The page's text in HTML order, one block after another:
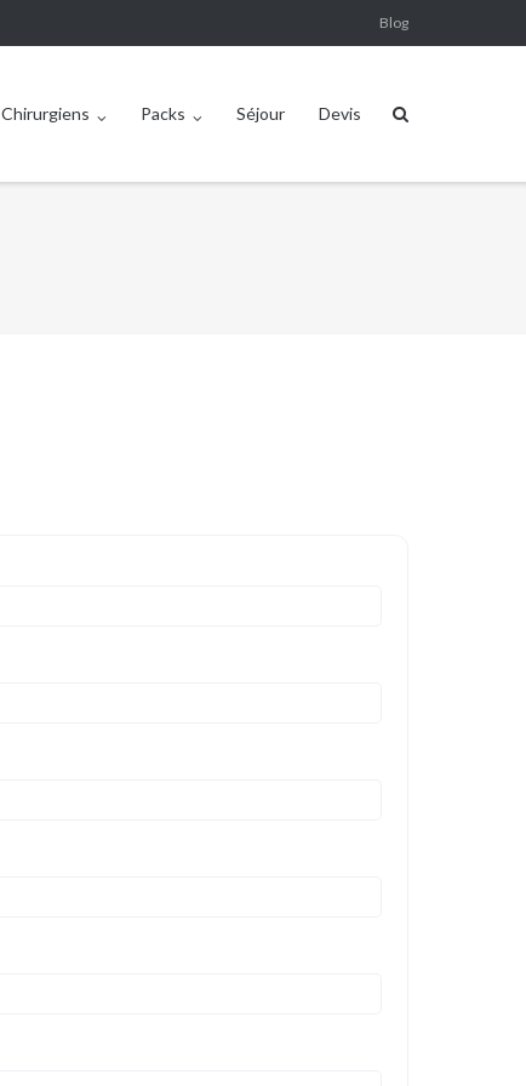
Blog
Chirurgiens Packs Séjour Devis